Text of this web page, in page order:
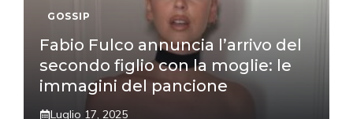
GOSSIP
Fabio Fulco annuncia l’arrivo del
secondo figlio con la moglie: le
immagini del pancione
Luglio 17, 2025